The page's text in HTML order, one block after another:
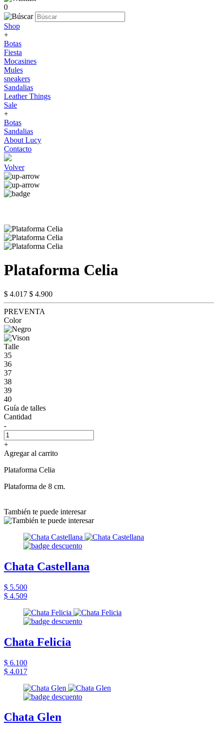
0
Shop
+
Botas
Fiesta
Mocasines
Mules
sneakers
Sandalias
Leather Things
Sale
+
Botas
Sandalias
About Lucy
Contacto
Volver
Plataforma Celia
$ 4.017 $ 4.900
PREVENTA
Color
Talle
35
36
37
38
39
40
Guía de talles
Cantidad
-
+
Agregar al carrito
Plataforma Celia
Plataforma de 8 cm.
También te puede interesar
Chata Castellana
$ 5.500
$ 4.509
Chata Felicia
$ 6.100
$ 4.017
Chata Glen